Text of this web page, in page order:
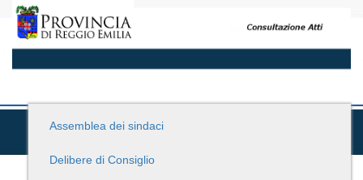
Assemblea dei sindaci
Delibere di Consiglio